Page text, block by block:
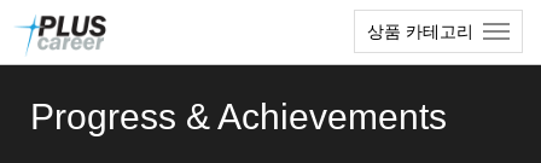
상품 카테고리
Progress & Achievements